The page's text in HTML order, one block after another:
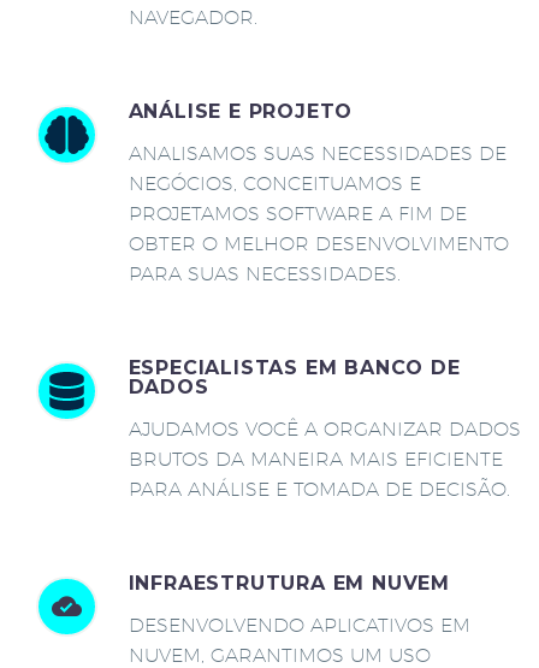
NAVEGADOR.
ANÁLISE E PROJETO
ANALISAMOS SUAS NECESSIDADES DE
NEGÓCIOS, CONCEITUAMOS E
PROJETAMOS SOFTWARE A FIM DE
OBTER O MELHOR DESENVOLVIMENTO
PARA SUAS NECESSIDADES.
ESPECIALISTAS EM BANCO DE
DADOS
AJUDAMOS VOCÊ A ORGANIZAR DADOS
BRUTOS DA MANEIRA MAIS EFICIENTE
PARA ANÁLISE E TOMADA DE DECISÃO.
INFRAESTRUTURA EM NUVEM
DESENVOLVENDO APLICATIVOS EM
NUVEM, GARANTIMOS UM USO